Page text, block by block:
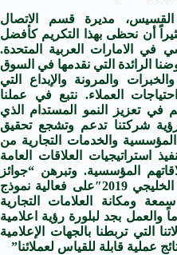
القسيس، مديرة قسم الاتصال
أن نحظى بهذا التكريم كأفضل
الامارات العربية المتحدة.
الرائدة التي نقدمها في السوق
والمرونة والإبداع التي
العملاء. نتبع في عملنا
في تعزيز النمو المستدام الذي
شركتنا تدعم وتشجع تحقيق
المؤسسية والخدمات التجارية من
استراتيجيات العلاقات العامة
المؤسسية. وتبرهن “جوائز
الشركات في دول مجلس التعاون الخليجي 2019″على فعالية نموذج
ومكانة العلامات التجارية
بجد لبلورة رؤية اعلامية
التي تربطنا بالجهات الإعلامية
عملية قابلة للقياس لعملائنا”